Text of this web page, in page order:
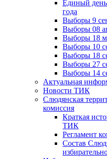
Единый день
года
Выборы 9
Выборы 08
Выборы 18
Выборы 10
Выборы 18
Выборы 27
Выборы 14
Актуальная
Новости ТИК
Слюдянская
комиссия
Краткая
ТИК
Регламент
Состав